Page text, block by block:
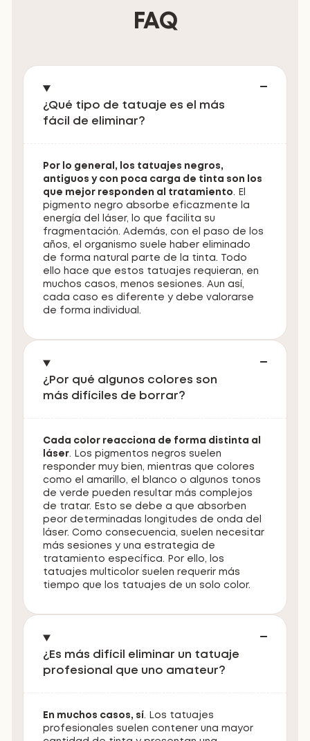
FAQ
¿Qué tipo de tatuaje es el más
fácil de eliminar?
Por lo general, los tatuajes negros,
antiguos y con poca carga de tinta son los
que mejor responden al tratamiento. El
pigmento negro absorbe eficazmente la
energía del láser, lo que facilita su
fragmentación. Además, con el paso de los
años, el organismo suele haber eliminado
de forma natural parte de la tinta. Todo
ello hace que estos tatuajes requieran, en
muchos casos, menos sesiones. Aun así,
cada caso es diferente y debe valorarse
de forma individual.
¿Por qué algunos colores son
más difíciles de borrar?
Cada color reacciona de forma distinta al
láser. Los pigmentos negros suelen
responder muy bien, mientras que colores
como el amarillo, el blanco o algunos tonos
de verde pueden resultar más complejos
de tratar. Esto se debe a que absorben
peor determinadas longitudes de onda del
láser. Como consecuencia, suelen necesitar
más sesiones y una estrategia de
tratamiento específica. Por ello, los
tatuajes multicolor suelen requerir más
tiempo que los tatuajes de un solo color.
¿Es más difícil eliminar un tatuaje
profesional que uno amateur?
En muchos casos, sí. Los tatuajes
profesionales suelen contener una mayor